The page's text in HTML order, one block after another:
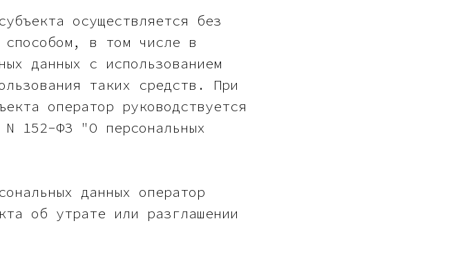
осуществляется без
способом, в том числе в
данных с использованием
таких средств. При
оператор руководствуется
152-ФЗ "О персональных
данных оператор
об утрате или разглашении